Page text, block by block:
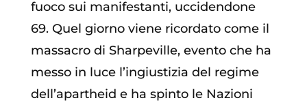
fuoco sui manifestanti, uccidendone
69. Quel giorno viene ricordato come il
massacro di Sharpeville, evento che ha
messo in luce l’ingiustizia del regime
dell’apartheid e ha spinto le Nazioni